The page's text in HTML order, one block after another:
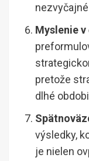
Myslenie v
pretože
dlhé
výsledky,
je nielen